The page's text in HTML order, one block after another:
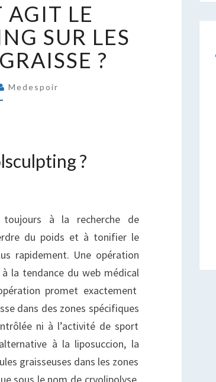
LE
SUR LES
?
Medespoir
?
toujours à la recherche de
du poids et à tonifier le
rapidement. Une opération
la tendance du web médical
promet exactement
dans des zones spécifiques
ni à l’activité de sport
à la liposuccion, la
graisseuses dans les zones